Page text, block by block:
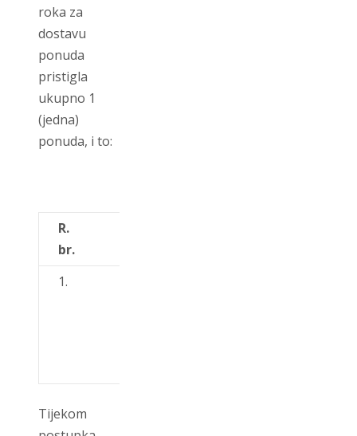
roka za
dostavu
ponuda
pristigla
ukupno 1
(jedna)
ponuda, i to:
R.
br.
1.
Tijekom